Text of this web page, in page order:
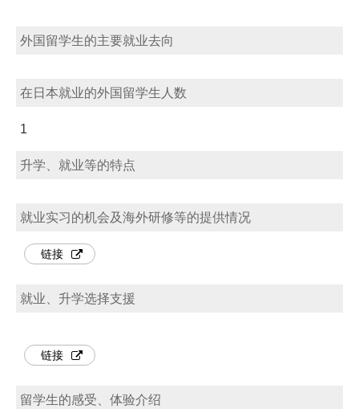
外国留学生的主要就业去向
在日本就业的外国留学生人数
1
升学、就业等的特点
就业实习的机会及海外研修等的提供情况
链接
就业、升学选择支援
链接
留学生的感受、体验介绍